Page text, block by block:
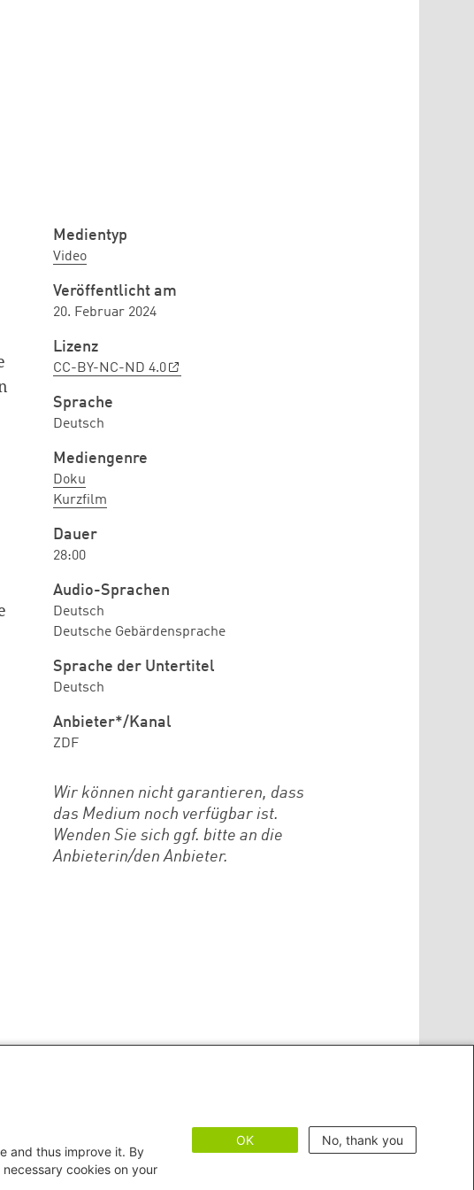
Medientyp
Video
Veröffentlicht am
20. Februar 2024
Lizenz
CC-BY-NC-ND 4.0
Sprache
Deutsch
Mediengenre
Doku
Kurzfilm
Dauer
28:00
Audio-Sprachen
Deutsch
Deutsche Gebärdensprache
Sprache der Untertitel
Deutsch
Anbieter*/Kanal
ZDF
Wir können nicht garantieren, dass
das Medium noch verfügbar ist.
Wenden Sie sich ggf. bitte an die
Anbieterin/den Anbieter.
and thus improve it. By
cookies on your
OK No, thank you